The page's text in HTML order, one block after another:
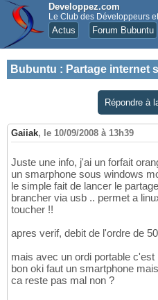
Developpez.com
Le Club des Développeurs
Actus Forum Bubuntu
Bubuntu : Partage internet
Répondre à
Gaiiak, le 10/09/2008 à 13h39
Juste une info, j'ai un forfait
un smarphone sous windows
le simple fait de lancer le
brancher via usb .. permet a
toucher !!
apres verif, debit de l'ordre de
mais avec un ordi portable
bon oki faut un smartphone
ca reste pas mal non ?